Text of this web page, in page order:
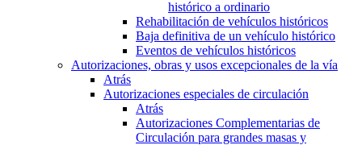
histórico a ordinario
Rehabilitación de vehículos históricos
Baja definitiva de un vehículo histórico
Eventos de vehículos históricos
Autorizaciones, obras y usos excepcionales de la vía
Atrás
Autorizaciones especiales de circulación
Atrás
Autorizaciones Complementarias de
Circulación para grandes masas y